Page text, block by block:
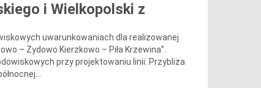
i Wielkopolski z
uwarunkowaniach dla realizowanej
– Żydowo Kierzkowo – Piła Krzewina”.
przy projektowaniu linii. Przybliża